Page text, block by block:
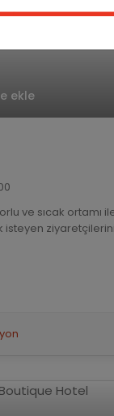
ekle
ve sıcak ortamı
ziyaretçilerini